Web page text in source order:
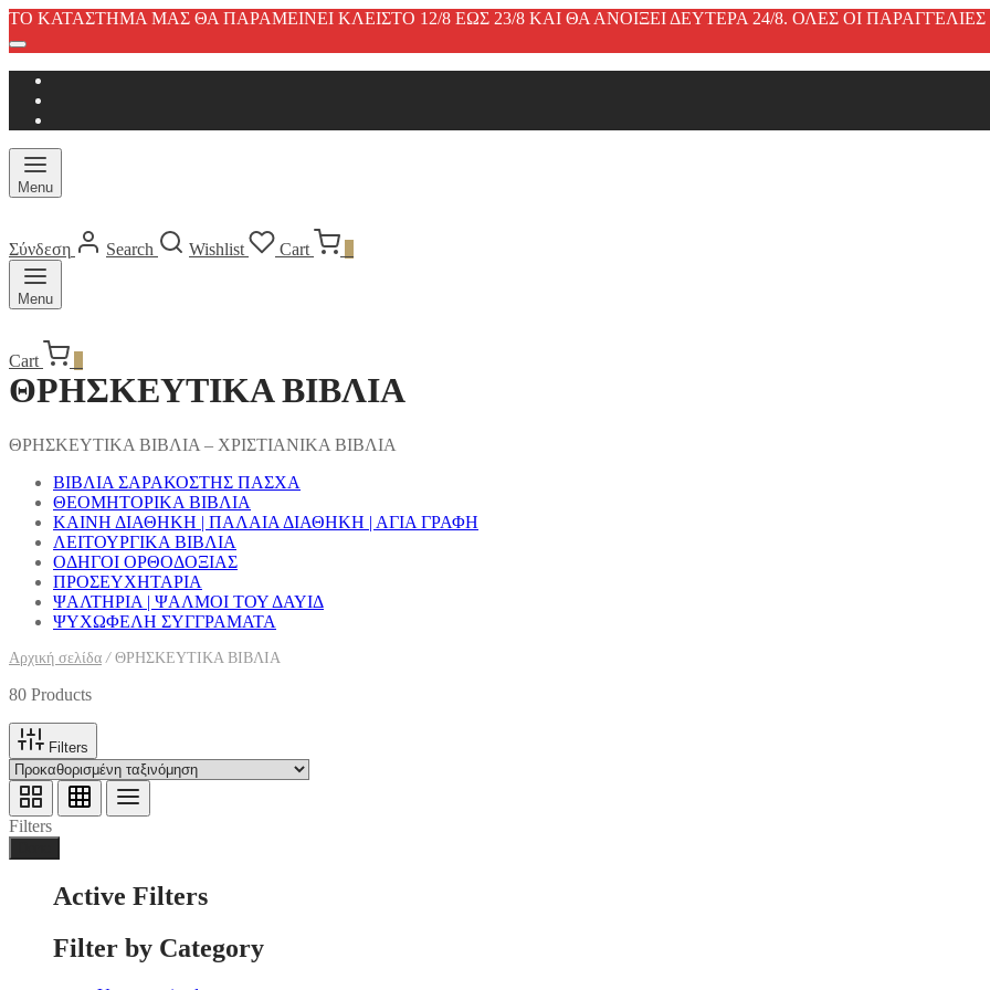
ΤΟ ΚΑΤΑΣΤΗΜΑ ΜΑΣ ΘΑ ΠΑΡΑΜΕΙΝΕΙ ΚΛΕΙΣΤΟ 12/8 ΕΩΣ 23/8 ΚΑΙ ΘΑ ΑΝΟΙΞΕΙ ΔΕΥΤΕΡΑ 24/8. ΟΛΕΣ ΟΙ
Menu
Σύνδεση Search Wishlist Cart
Menu
Cart
ΘΡΗΣΚΕΥΤΙΚΑ ΒΙΒΛΙΑ
ΘΡΗΣΚΕΥΤΙΚΑ ΒΙΒΛΙΑ – ΧΡΙΣΤΙΑΝΙΚΑ ΒΙΒΛΙΑ
ΒΙΒΛΙΑ ΣΑΡΑΚΟΣΤΗΣ ΠΑΣΧΑ
ΘΕΟΜΗΤΟΡΙΚΑ ΒΙΒΛΙΑ
ΚΑΙΝΗ ΔΙΑΘΗΚΗ | ΠΑΛΑΙΑ ΔΙΑΘΗΚΗ | ΑΓΙΑ ΓΡΑΦΗ
ΛΕΙΤΟΥΡΓΙΚΑ ΒΙΒΛΙΑ
ΟΔΗΓΟΙ ΟΡΘΟΔΟΞΙΑΣ
ΠΡΟΣΕΥΧΗΤΑΡΙΑ
ΨΑΛΤΗΡΙΑ | ΨΑΛΜΟΙ ΤΟΥ ΔΑΥΙΔ
ΨΥΧΩΦΕΛΗ ΣΥΓΓΡΑΜΑΤΑ
Αρχική σελίδα /ΘΡΗΣΚΕΥΤΙΚΑ ΒΙΒΛΙΑ
80 Products
Filters
Filters
Active Filters
Filter by Category